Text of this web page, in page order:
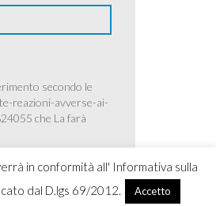
in conformità all' Informativa sulla
dal D.lgs 69/2012.
Accetto
secondo le
reazioni-avverse-ai-
che La farà